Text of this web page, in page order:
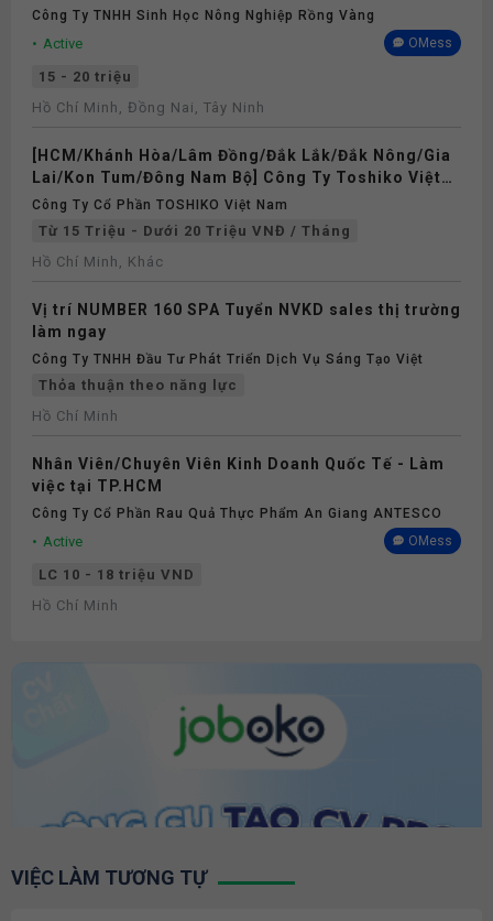
Công Ty TNHH Sinh Học Nông Nghiệp Rồng Vàng
Active OMess
15 - 20 triệu
Hồ Chí Minh, Đồng Nai, Tây Ninh
[HCM/Khánh Hòa/Lâm Đồng/Đắk Lắk/Đắk Nông/Gia
Lai/Kon Tum/Đông Nam Bộ] Công Ty Toshiko Việt
Nam Tuyển Dụng Nhân Viên Telesales, Nhân Viên
Sales Thị Trường Đại Lý, Trưởng Nhóm Kinh Doanh
Full-time 2026
Công Ty Cổ Phần TOSHIKO Việt Nam
Từ 15 Triệu - Dưới 20 Triệu VNĐ / Tháng
Hồ Chí Minh, Khác
Vị trí NUMBER 160 SPA Tuyển NVKD sales thị trường
làm ngay
Công Ty TNHH Đầu Tư Phát Triển Dịch Vụ Sáng Tạo Việt
Thỏa thuận theo năng lực
Hồ Chí Minh
Nhân Viên/Chuyên Viên Kinh Doanh Quốc Tế - Làm
việc tại TP.HCM
Công Ty Cổ Phần Rau Quả Thực Phẩm An Giang ANTESCO
Active OMess
LC 10 - 18 triệu VND
Hồ Chí Minh
VIỆC LÀM TƯƠNG TỰ